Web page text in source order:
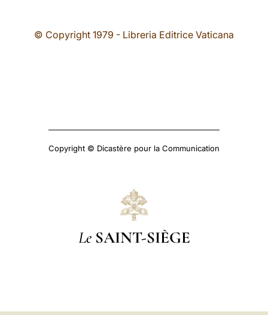
© Copyright 1979 - Libreria Editrice Vaticana
Copyright © Dicastère pour la Communication
Le SAINT-SIÈGE